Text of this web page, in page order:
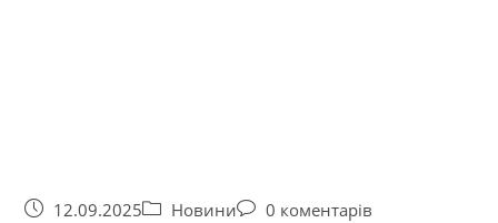
12.09.2025 Новини 0 коментарів